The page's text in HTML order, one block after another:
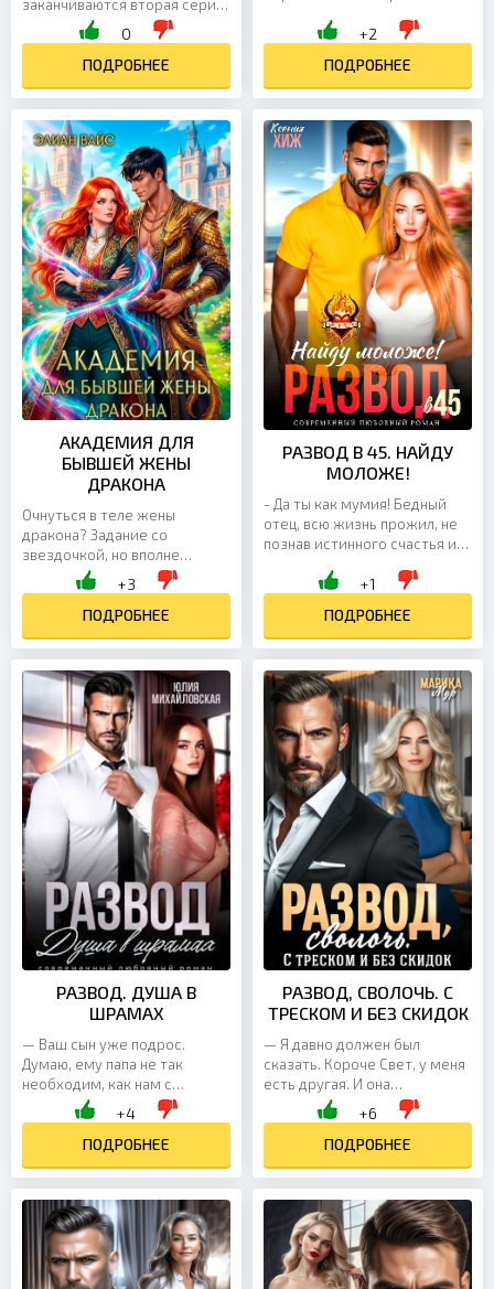
заканчиваются вторая серия
сериала и коробка конфет,
вытаскиваю пробку из слива
ванной и ставлю вместо...
0
ПОДРОБНЕЕ
будут гости, нужно заранее
+2
ПОДРОБНЕЕ
АКАДЕМИЯ ДЛЯ
БЫВШЕЙ ЖЕНЫ
ДРАКОНА
Очнуться в теле жены
дракона? Задание со
звездочкой, но вполне
выполнимое. Узнать, что
муж-дракон тебя ненавидит
и ссылает в глушь? Тоже
пережить...
+3
ПОДРОБНЕЕ
РАЗВОД В 45. НАЙДУ
МОЛОЖЕ!
- Да ты как мумия! Бедный
отец, всю жизнь прожил, не
познав истинного счастья и
мужику, да зачем ему твои
+1
ПОДРОБНЕЕ
РАЗВОД. ДУША В
ШРАМАХ
— Ваш сын уже подрос.
Думаю, ему папа не так
необходим, как нам с
малышом. Уверенно
произносит любовница мужа,
а я только рот от удивления
открываю....
+4
ПОДРОБНЕЕ
РАЗВОД, СВОЛОЧЬ. С
ТРЕСКОМ И БЕЗ СКИДОК
— Я давно должен был
сказать. Короче Свет, у меня
есть другая. И она
беременна… — произнес
муж и продолжил
укладывать волосы пока я
чищу зубы. — Что?...
+6
ПОДРОБНЕЕ